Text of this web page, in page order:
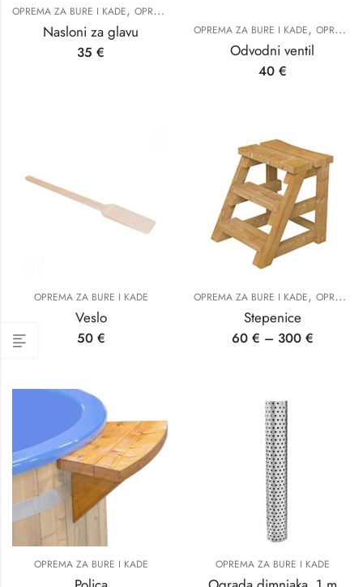
OPREMA ZA BURE I KADE, OPREMA ZA SAUNE
Nasloni za glavu
35 €
OPREMA ZA BURE I KADE, OPREMA ZA SAUNE
Odvodni ventil
40 €
OPREMA ZA BURE I KADE
Veslo
50 €
OPREMA ZA BURE I KADE, OPREMA ZA SAUNE
Stepenice
60 € – 300 €
OPREMA ZA BURE I KADE OPREMA ZA BURE I KADE